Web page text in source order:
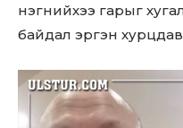
нэгнийхээ гарыг
байдал эргэн